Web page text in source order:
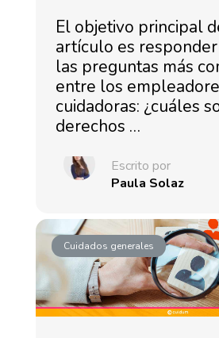
El objetivo principal
artículo es
las preguntas más
entre los
cuidadoras: ¿cuáles
derechos …
Escrito por
Paula Solaz
Cuidados generales